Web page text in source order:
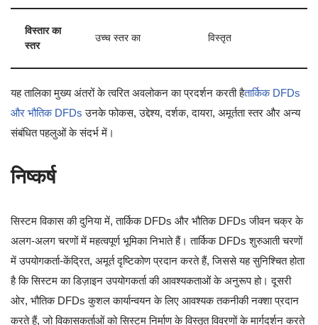
विस्तार का
स्तर
उच्च स्तर का विस्तृत
यह तालिका मुख्य अंतरों के त्वरित अवलोकन का प्रदर्शन करती हैतार्किक DFDs
और भौतिक DFDs उनके फोकस, उद्देश्य, दर्शक, दायरा, अमूर्तता स्तर और अन्य
संबंधित पहलुओं के संदर्भ में।
निष्कर्ष
सिस्टम विकास की दुनिया में, तार्किक DFDs और भौतिक DFDs जीवन चक्र के
अलग-अलग चरणों में महत्वपूर्ण भूमिका निभाते हैं। तार्किक DFDs शुरुआती चरणों
में उपयोगकर्ता-केंद्रित, अमूर्त दृष्टिकोण प्रदान करते हैं, जिससे यह सुनिश्चित होता
है कि सिस्टम का डिज़ाइन उपयोगकर्ता की आवश्यकताओं के अनुरूप हो। दूसरी
ओर, भौतिक DFDs कुशल कार्यान्वयन के लिए आवश्यक तकनीकी नक्शा प्रदान
करते हैं, जो विकासकर्ताओं को सिस्टम निर्माण के विस्तृत विवरणों के मार्गदर्शन करते